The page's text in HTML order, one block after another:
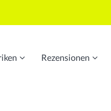
Rezensionen